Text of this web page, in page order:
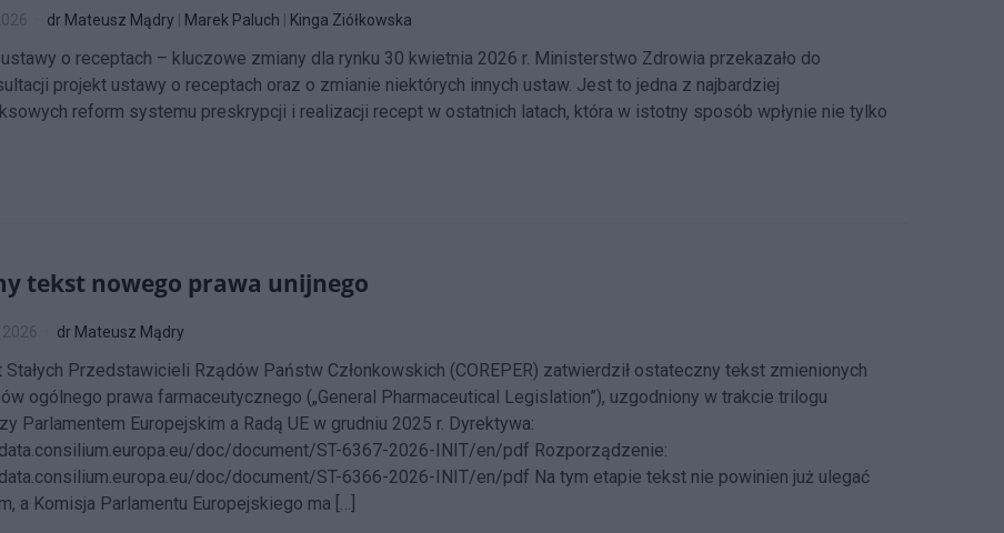
dr Mateusz Mądry Marek Paluch Kinga Ziółkowska
o receptach – kluczowe zmiany dla rynku 30 kwietnia 2026 r. Ministerstwo Zdrowia przekazało do
projekt ustawy o receptach oraz o zmianie niektórych innych ustaw. Jest to jedna z najbardziej
reform systemu preskrypcji i realizacji recept w ostatnich latach, która w istotny sposób wpłynie nie tylko
tekst nowego prawa unijnego
dr Mateusz Mądry
Stałych Przedstawicieli Rządów Państw Członkowskich (COREPER) zatwierdził ostateczny tekst zmienionych
ogólnego prawa farmaceutycznego („General Pharmaceutical Legislation”), uzgodniony w trakcie trilogu
Parlamentem Europejskim a Radą UE w grudniu 2025 r. Dyrektywa:
doc/document/ST-6367-2026-INIT/en/pdf Rozporządzenie:
doc/document/ST-6366-2026-INIT/en/pdf Na tym etapie tekst nie powinien już ulegać
a Komisja Parlamentu Europejskiego ma […]